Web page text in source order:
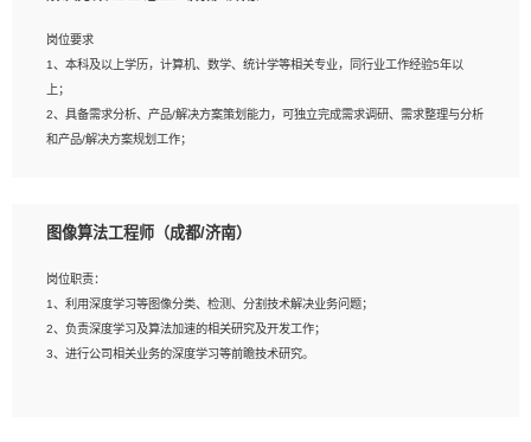
岗位要求：
1、全日制统招本科及以上学历，计算机相关专业毕业，5年以上开发工作经验；
2、具有扎实的java编程功底和良好的编码习惯，有分布式、多线程及高并发系统开
发经验和性能调优经验尤佳；熟悉JVM调优；掌握基础中间件、基础架构方案和云
平台、云产品功能特性，熟练使用相关平台的功能和了解其背后实现机制；
研发管理流程建设经验；
种常用框架和技术Springboot、Shiro、springcloud等；熟悉Linux常用命令和了解
常用脚本语言，较丰富的线上系统运维经验，复杂问题排查思路清晰。
岗位要求
1、本科及以上学历，计算机、数学、统计学等相关专业，同行业工作经验5年以
上；
2、具备需求分析、产品/解决方案策划能力，可独立完成需求调研、需求整理与分析
和产品/解决方案规划工作；
相关的解决方案，包括视频分析、图像识别、NLP、OCR、机器学习等；
AI算法框架，对人脸识别、目标检测、图像识别、OCR、NLP等AI算法有深刻理
解。具有AI平台级产品/解决方案从业经验者优先。具有大数据技术背景者优先；
6、具备良好的客户意识与沟通能力，善于学习思考、创新与团队协作，认真负责、
执行力与抗压力强。
图像算法工程师（成都/济南）
岗位职责：
1、利用深度学习等图像分类、检测、分割技术解决业务问题；
2、负责深度学习及算法加速的相关研究及开发工作；
3、进行公司相关业务的深度学习等前瞻技术研究。